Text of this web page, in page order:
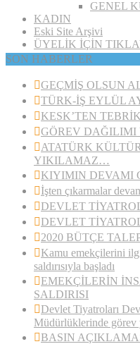
GENEL
KADIN
Eski Site Arşivi
ÜYELİK İÇİN
SON HABERLER
GEÇMİŞ OLSUN
TÜRK-İŞ EYLÜL
KESK’TEN
GÖREV DAĞILIMI
ATATÜRK
YIKILAMAZ…
KIYIMIN DEVAMI
İşten çıkarmalar
DEVLET
DEVLET
2020 BÜTÇE
Kamu emekçilerini
saldırısıyla başladı
EMEKÇİLERİN
SALDIRISI
Devlet Tiyatroları
Müdürlüklerinde görev
BASIN